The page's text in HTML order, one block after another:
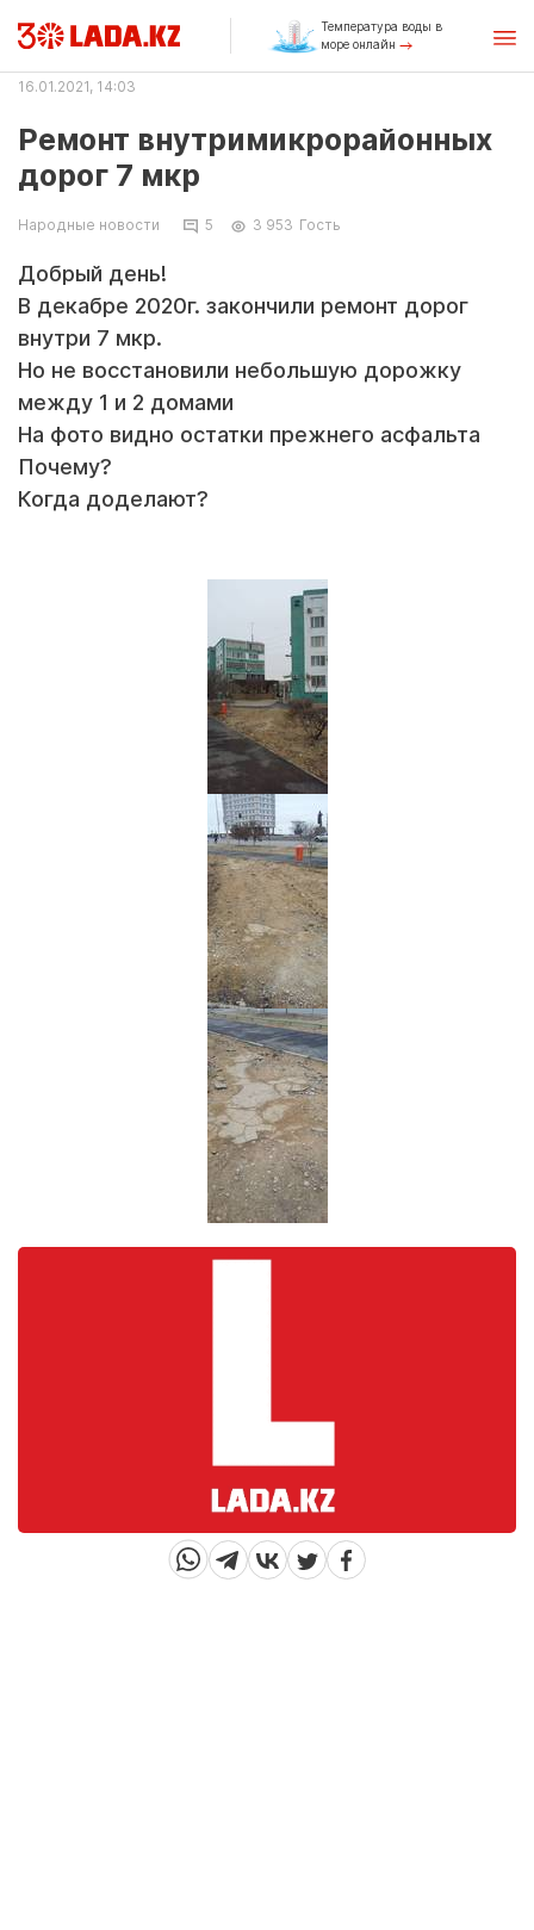
Температура воды в
море онлайн
16.01.2021, 14:03
Ремонт внутримикрорайонных
дорог 7 мкр
Народные новости 5 3 953 Гость
Добрый день!
В декабре 2020г. закончили ремонт дорог
внутри 7 мкр.
Но не восстановили небольшую дорожку
между 1 и 2 домами
На фото видно остатки прежнего асфальта
Почему?
Когда доделают?